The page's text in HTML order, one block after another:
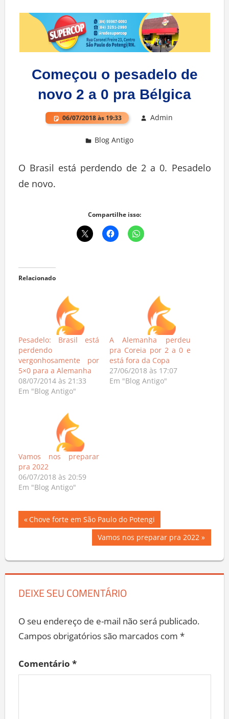
Começou o pesadelo de
novo 2 a 0 pra Bélgica
06/07/2018 às 19:33 Admin
Blog Antigo
O Brasil está perdendo de 2 a 0. Pesadelo
de novo.
Compartilhe isso:
Relacionado
Pesadelo: Brasil está
perdendo
vergonhosamente por
5×0 para a Alemanha
08/07/2014 às 21:33
Em "Blog Antigo"
A Alemanha perdeu
pra Coreia por 2 a 0 e
está fora da Copa
27/06/2018 às 17:07
Em "Blog Antigo"
Vamos nos preparar
pra 2022
06/07/2018 às 20:59
Em "Blog Antigo"
Navegação
Post
Previous
Post:
Chove forte em São Paulo do Potengi
Next
Post:
Vamos nos preparar pra 2022
DEIXE SEU COMENTÁRIO
O seu endereço de e-mail não será publicado.
Campos obrigatórios são marcados com *
Comentário *